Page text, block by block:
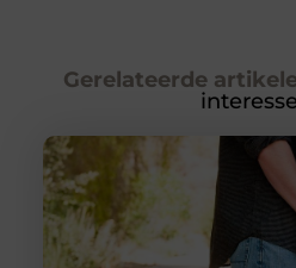
Gerelateerde